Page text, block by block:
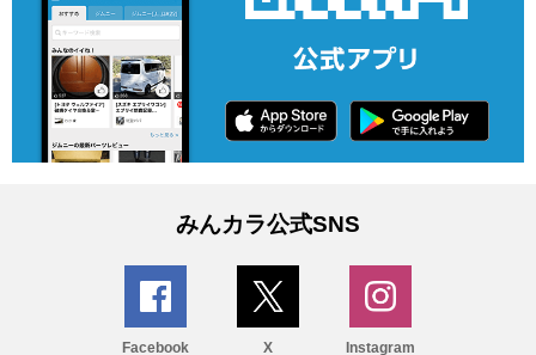
みんカラ公式SNS
Facebook X Instagram